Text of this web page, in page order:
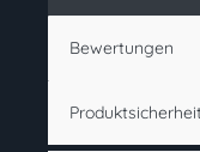
Bewertungen